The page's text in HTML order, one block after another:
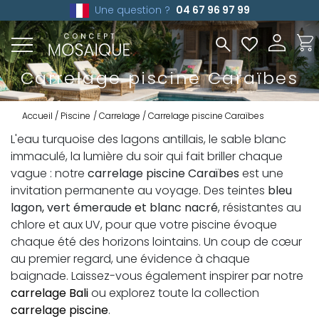
Une question ? 04 67 96 97 99
Carrelage piscine Caraïbes
Accueil Piscine Carrelage Carrelage piscine Caraïbes
L'eau turquoise des lagons antillais, le sable blanc
immaculé, la lumière du soir qui fait briller chaque
vague : notre carrelage piscine Caraïbes est une
invitation permanente au voyage. Des teintes bleu
lagon, vert émeraude et blanc nacré, résistantes au
chlore et aux UV, pour que votre piscine évoque
chaque été des horizons lointains. Un coup de cœur
au premier regard, une évidence à chaque
baignade. Laissez-vous également inspirer par notre
carrelage Baliou explorez toute la collection
carrelage piscine.